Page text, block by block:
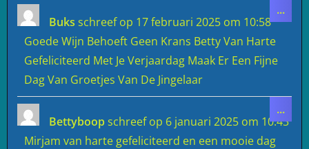
Buks schreef op 17 februari 2025 om 10:58
Goede Wijn Behoeft Geen Krans Betty Van Harte
Gefeliciteerd Met Je Verjaardag Maak Er Een Fijne
Dag Van Groetjes Van De Jingelaar
...
deze
Bettyboop schreef op 6 januari 2025 om 10:43
Mirjam van harte gefeliciteerd en een mooie dag
...
deze